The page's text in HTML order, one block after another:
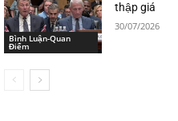
Bình Luận-Quan
Điểm
thập giá
30/07/2026